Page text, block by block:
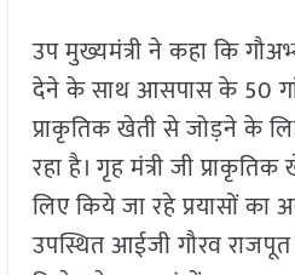
उप मुख्यमंत्री ने कहा कि
देने के साथ आसपास के 50
प्राकृतिक खेती से जोड़ने के
रहा है। गृह मंत्री जी
लिए किये जा रहे प्रयासों
उपस्थित आईजी गौरव